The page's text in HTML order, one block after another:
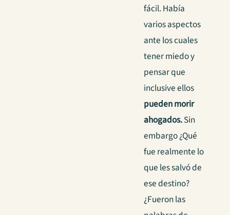
fácil. Había
varios aspectos
ante los cuales
tener miedo y
pensar que
inclusive ellos
pueden morir
ahogados.Sin
embargo ¿Qué
fue realmente lo
que les salvó de
ese destino?
¿Fueron las